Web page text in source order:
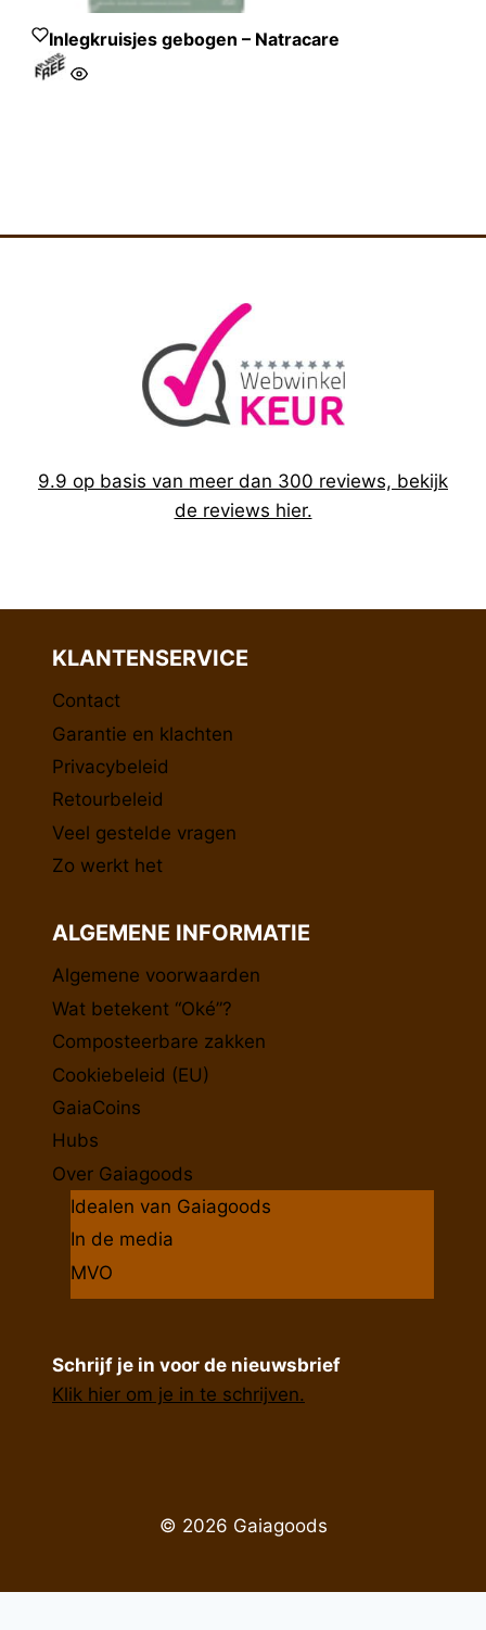
Inlegkruisjes gebogen – Natracare
9.9 op basis van meer dan 300 reviews, bekijk
de reviews hier.
KLANTENSERVICE
Contact
Garantie en klachten
Privacybeleid
Retourbeleid
Veel gestelde vragen
Zo werkt het
ALGEMENE INFORMATIE
Algemene voorwaarden
Wat betekent “Oké”?
Composteerbare zakken
Cookiebeleid (EU)
GaiaCoins
Hubs
Over Gaiagoods
Idealen van Gaiagoods
In de media
MVO
Schrijf je in voor de nieuwsbrief
Klik hier om je in te schrijven.
© 2026 Gaiagoods